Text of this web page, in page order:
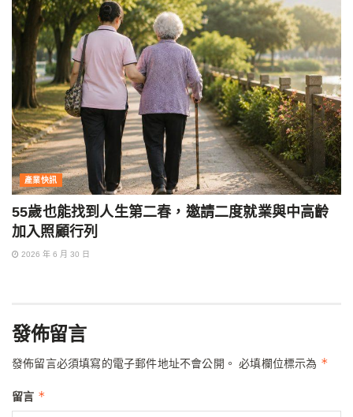
產業快訊
55歲也能找到人生第二春，邀請二度就業與中高齡
加入照顧行列
2026 年 6 月 30 日
發佈留言
發佈留言必須填寫的電子郵件地址不會公開。 必填欄位標示為 *
留言 *